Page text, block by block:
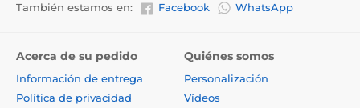
También estamos en: Facebook WhatsApp
Acerca de su pedido
Información de entrega
Política de privacidad
Quiénes somos
Personalización
Vídeos